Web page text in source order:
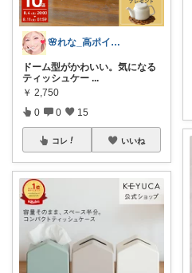
🌸れな_高ポイントday🛒♩◡̈*
ドーム型がかわいい。気になる
ティッシュケー ...
￥ 2,750
0 0 15
コレ いいね